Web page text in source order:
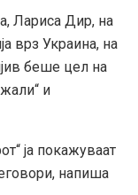
Лариса Дир, на
врз Украина, на
беше цел на
и
ја покажуваат
напиша